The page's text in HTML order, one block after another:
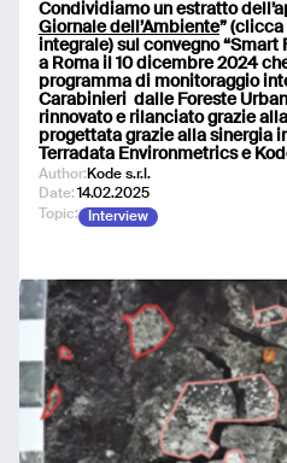
Author: Kode s.r.l.
Date: 14.02.2025
Topic:
Interview
Condividiamo un estratto
Giornale dell’Ambiente” (clicca
integrale) sul convegno “Smart
a Roma il 10 dicembre 2024
programma di monitoraggio
Carabinieri dalle Foreste
rinnovato e rilanciato grazie
progettata grazie alla sinergia
Terradata Environmetrics e